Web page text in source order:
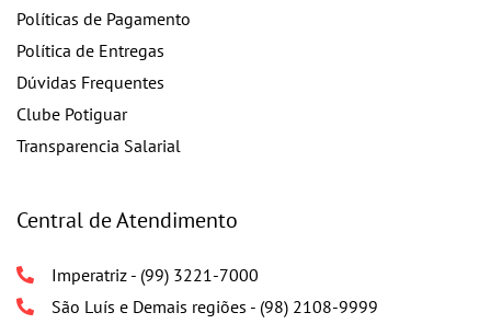
Políticas de Pagamento
Política de Entregas
Dúvidas Frequentes
Clube Potiguar
Transparencia Salarial
Central de Atendimento
Imperatriz - (99) 3221-7000
São Luís e Demais regiões - (98) 2108-9999